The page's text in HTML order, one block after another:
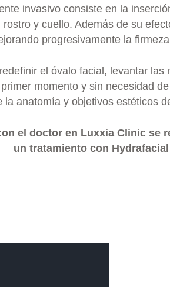
invasivo consiste en la
y cuello. Además de su
progresivamente la
el óvalo facial, levantar
momento y sin necesidad
anatomía y objetivos estéticos
el doctor en Luxxia Clinic se
un tratamiento con Hydrafacial